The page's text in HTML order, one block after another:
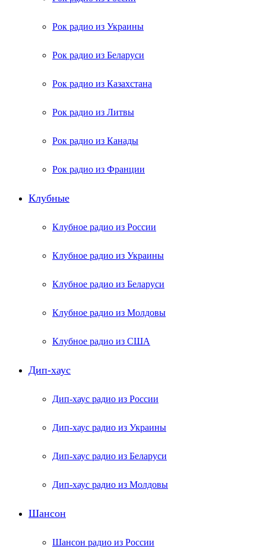
Рок радио из Украины
Рок радио из Беларуси
Рок радио из Казахстана
Рок радио из Литвы
Рок радио из Канады
Рок радио из Франции
Клубные
Клубное радио из России
Клубное радио из Украины
Клубное радио из Беларуси
Клубное радио из Молдовы
Клубное радио из США
Дип-хаус
Дип-хаус радио из России
Дип-хаус радио из Украины
Дип-хаус радио из Беларуси
Дип-хаус радио из Молдовы
Шансон
Шансон радио из России